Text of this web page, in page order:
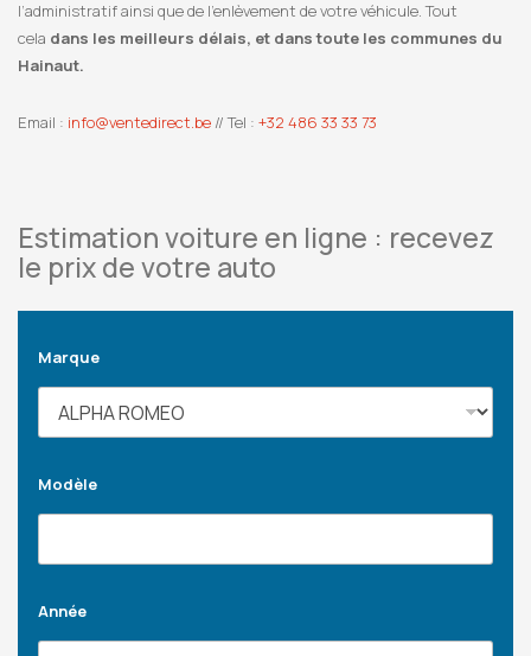
l’administratif ainsi que de l’enlèvement de votre véhicule. Tout
cela dans les meilleurs délais, et dans toute les communes du
Hainaut.
Email : info@ventedirect.be // Tel : +32 486 33 33 73
Estimation voiture en ligne : recevez
le prix de votre auto
Marque
Modèle
Année